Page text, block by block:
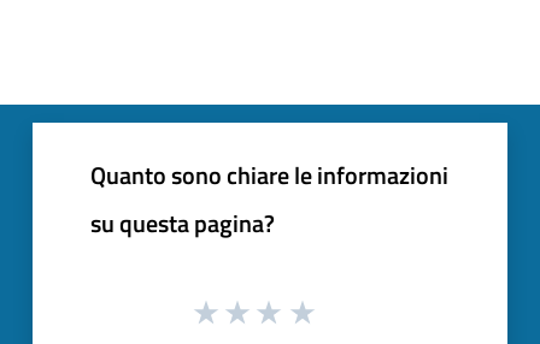
Quanto sono chiare le informazioni
su questa pagina?